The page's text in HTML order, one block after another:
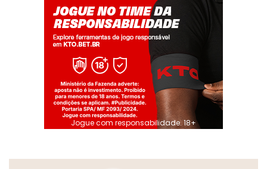
Jogue com responsabilidade. 18+